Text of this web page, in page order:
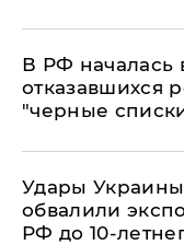
​В РФ началась
отказавшихся
"черные
Удары
обвалили
РФ до 10-